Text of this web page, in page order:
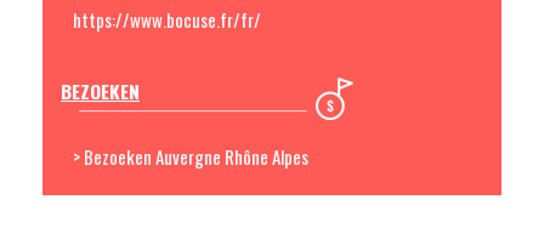
https://www.bocuse.fr/fr/
BEZOEKEN
> Bezoeken Auvergne Rhône Alpes